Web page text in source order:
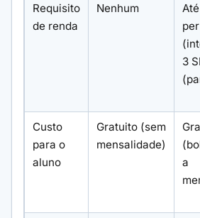
Requisito
de renda
Nenhum
3
Custo
para o
aluno
Gratuito (sem
mensalidade)
a